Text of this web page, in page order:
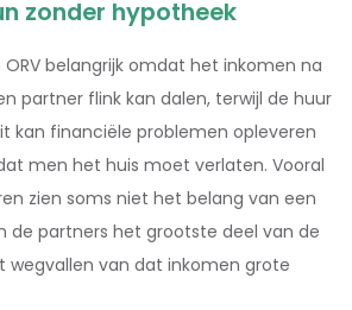
zonder hypotheek
ORV belangrijk omdat het inkomen na
partner flink kan dalen, terwijl de huur
kan financiële problemen opleveren
men het huis moet verlaten. Vooral
zien soms niet het belang van een
de partners het grootste deel van de
wegvallen van dat inkomen grote